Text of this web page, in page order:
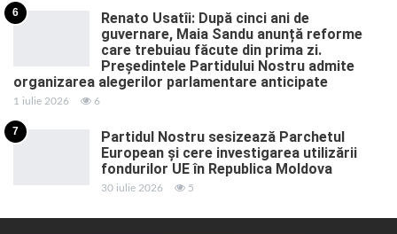
6
Renato Usatîi: După cinci ani de
guvernare, Maia Sandu anunță reforme
care trebuiau făcute din prima zi.
Președintele Partidului Nostru admite
organizarea alegerilor parlamentare anticipate
1 iulie 2026 6
7
Partidul Nostru sesizează Parchetul
European și cere investigarea utilizării
fondurilor UE în Republica Moldova
30 iulie 2026 5